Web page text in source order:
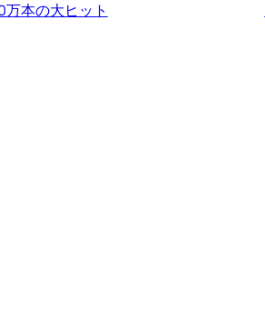
本の大ヒット